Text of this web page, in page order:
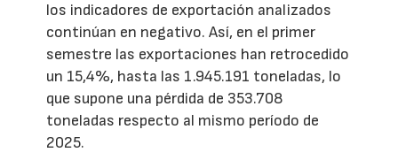
los indicadores de exportación analizados
continúan en negativo. Así, en el primer
semestre las exportaciones han retrocedido
un 15,4%, hasta las 1.945.191 toneladas, lo
que supone una pérdida de 353.708
toneladas respecto al mismo período de
2025.